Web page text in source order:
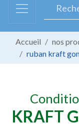
Accueil nos
ruban kraft
KRAFT